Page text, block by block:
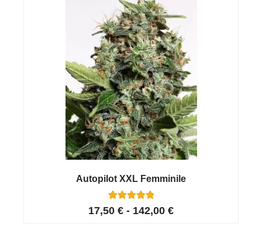
120 euro, 5 semi gratis per ordini di
120 euro e oltre
Ordina Ora
Autopilot XXL Femminile
Valutato
4.94
34
17,50 € - 142,00 €